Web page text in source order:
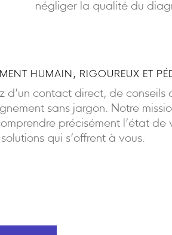
négliger la qualité du
HUMAIN, RIGOUREUX ET
d’un contact direct, de conseils
sans jargon. Notre
précisément l’état de
qui s’offrent à vous.